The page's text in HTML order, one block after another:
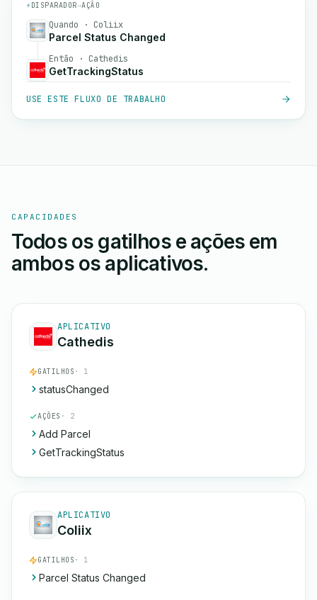
⚡ DISPARADOR→AÇÃO
Quando · Coliix
Parcel Status Changed
Então · Cathedis
GetTrackingStatus
USE ESTE FLUXO DE TRABALHO
CAPACIDADES
Todos os gatilhos e ações em
ambos os aplicativos.
APLICATIVO
Cathedis
GATILHOS · 1
statusChanged
AÇÕES · 2
Add Parcel
GetTrackingStatus
APLICATIVO
Coliix
GATILHOS · 1
Parcel Status Changed